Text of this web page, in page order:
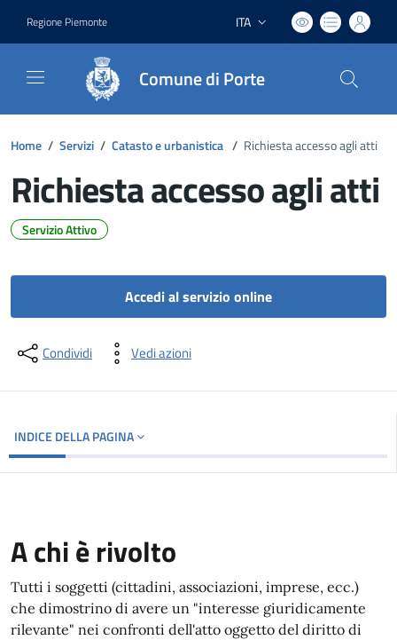
Regione Piemonte Lingua attiva:
ITA
Comune di Porte
Home / Servizi / Catasto e urbanistica / Richiesta accesso agli atti
Richiesta accesso agli atti
Servizio Attivo
Accedi al servizio online
Condividi Vedi azioni
INDICE DELLA PAGINA
A chi è rivolto
Tutti i soggetti (cittadini, associazioni, imprese, ecc.)
che dimostrino di avere un "interesse giuridicamente
rilevante" nei confronti dell'atto oggetto del diritto di